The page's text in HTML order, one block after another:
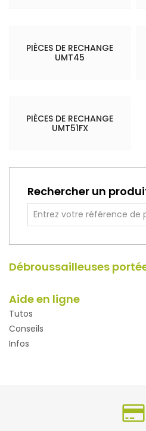
PIÈCES DE RECHANGE
UMT45
PIÈCES DE RECHANGE
UMT51FX
Rechercher un
Débroussailleuses
Aide en ligne
Tutos
Conseils
Infos